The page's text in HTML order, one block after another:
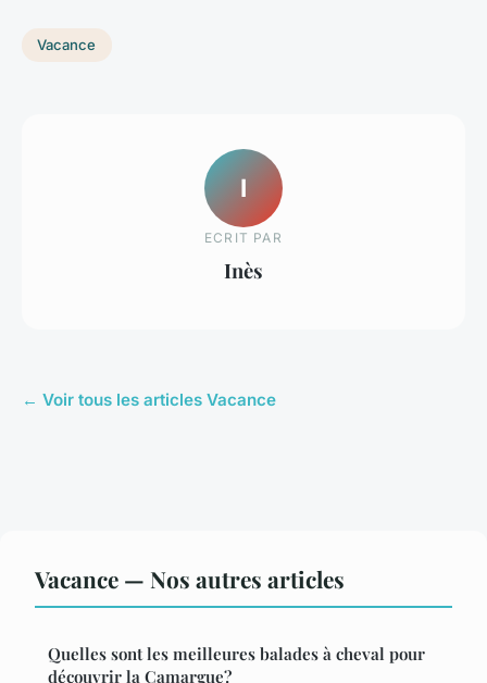
Vacance
I
ECRIT PAR
Inès
← Voir tous les articles Vacance
Vacance — Nos autres articles
Quelles sont les meilleures balades à cheval pour
découvrir la Camargue?